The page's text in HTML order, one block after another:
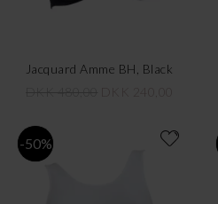
Jacquard Amme BH, Black
-50%